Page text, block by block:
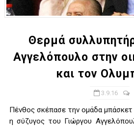
ΧΡΟΝΙΑ ΠΟΛΛΑ ΣΤΟ ΕΛΛΗΝΙΚΟ
Ο δρόμος για τον 29ο τελικό
U21: Τεράστια πρόκριση για τον
Γ΄ανδρών play offs : "Σκληρό"
Θερμά
Αγγελόπουλο στην
και τον
3.9.16
Πένθος σκέπασε την ομάδα
η σύζυγος του Γιώργου